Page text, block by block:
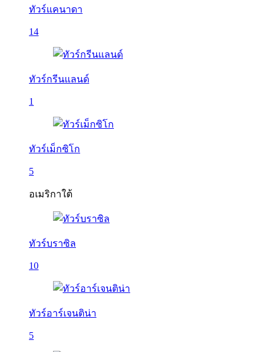
ทัวร์แคนาดา
14
ทัวร์กรีนแลนด์
1
ทัวร์เม็กซิโก
5
อเมริกาใต้
ทัวร์บราซิล
10
ทัวร์อาร์เจนติน่า
5